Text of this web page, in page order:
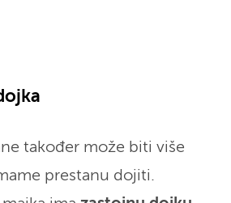
također može biti više
prestanu dojiti.